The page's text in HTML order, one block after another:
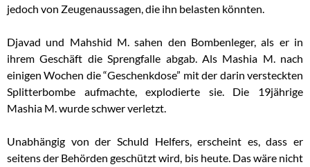
jedoch von Zeugenaussagen, die ihn belasten könnten.
Djavad und Mahshid M. sahen den Bombenleger, als er in
ihrem Geschäft die Sprengfalle abgab. Als Mashia M. nach
einigen Wochen die “Geschenkdose” mit der darin versteckten
Splitterbombe aufmachte, explodierte sie. Die 19jährige
Mashia M. wurde schwer verletzt.
Unabhängig von der Schuld Helfers, erscheint es, dass er
seitens der Behörden geschützt wird, bis heute. Das wäre nicht